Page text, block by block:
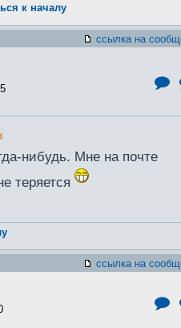
к началу
ссылка на
нибудь. Мне на почте
теряется
ссылка на